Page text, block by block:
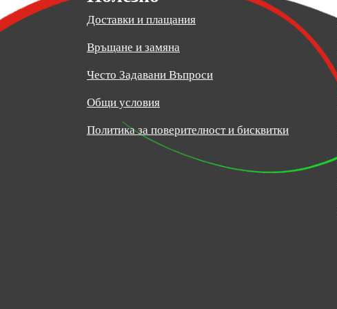
Доставки и плащания
Връщане и замяна
Често Задавани Въпроси
Общи условия
Политика за поверителност и бисквитки